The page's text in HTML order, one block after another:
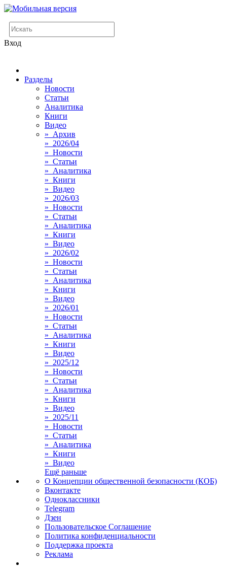
Вход
Разделы
Новости
Статьи
Аналитика
Книги
Видео
» Архив
» 2026/04
» Новости
» Статьи
» Аналитика
» Книги
» Видео
» 2026/03
» Новости
» Статьи
» Аналитика
» Книги
» Видео
» 2026/02
» Новости
» Статьи
» Аналитика
» Книги
» Видео
» 2026/01
» Новости
» Статьи
» Аналитика
» Книги
» Видео
» 2025/12
» Новости
» Статьи
» Аналитика
» Книги
» Видео
» 2025/11
» Новости
» Статьи
» Аналитика
» Книги
» Видео
Ещё раньше
О Концепции общественной безопасности (КОБ)
Вконтакте
Одноклассники
Telegram
Дзен
Пользовательское Соглашение
Политика конфиденциальности
Поддержка проекта
Реклама